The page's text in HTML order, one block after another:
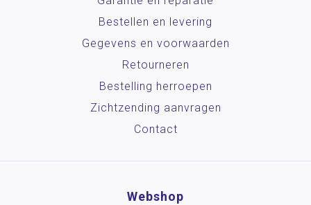
Bestellen en levering
Gegevens en voorwaarden
Retourneren
Bestelling herroepen
Zichtzending aanvragen
Contact
Webshop